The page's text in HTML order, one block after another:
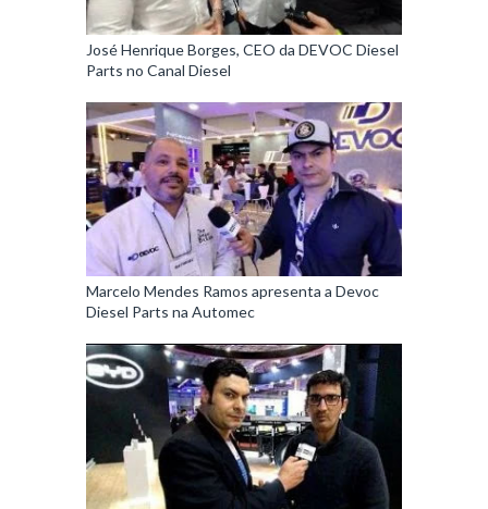
José Henrique Borges, CEO da DEVOC Diesel
Parts no Canal Diesel
Marcelo Mendes Ramos apresenta a Devoc
Diesel Parts na Automec